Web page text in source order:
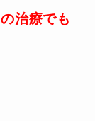
治療でも